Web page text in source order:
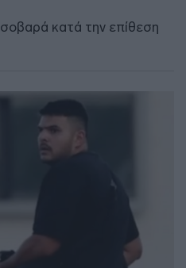
κατά την επίθεση